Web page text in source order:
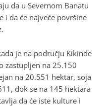
da u Severnom Banatu
i da će najveće površine
je na području Kikinde
zastupljen na 25.150
na 20.551 hektar, soja
dok se na 145 hektara
da će iste kulture i